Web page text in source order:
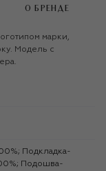
О БРЕНДЕ
марки,
Модель с
Подошва-